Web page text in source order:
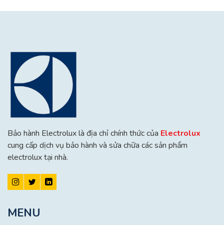
Bảo hành Electrolux là địa chỉ chính thức của Electrolux
cung cấp dịch vụ bảo hành và sửa chữa các sản phẩm
electrolux tại nhà.
MENU